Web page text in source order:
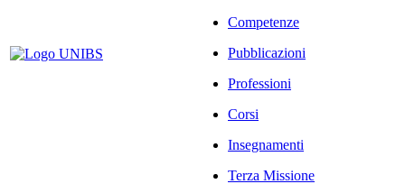
Competenze
Pubblicazioni
Professioni
Corsi
Insegnamenti
Terza Missione